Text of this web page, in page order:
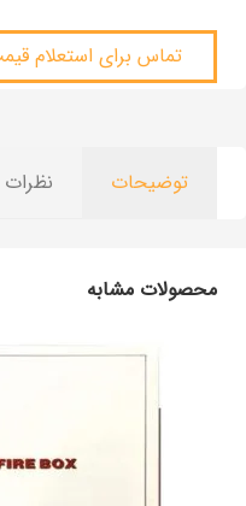
تماس برای استعلام
توضیحات نظرات
محصولات مشابه